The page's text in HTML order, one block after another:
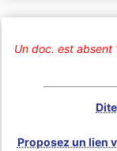
Un doc. est absent
Proposez un lien